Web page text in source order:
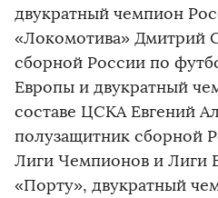
двукратный чемпион
«Локомотива» Дмитрий
сборной России по
Европы и двукратный
составе ЦСКА Евгений
полузащитник сборной
Лиги Чемпионов и Лиги
«Порту», двукратный